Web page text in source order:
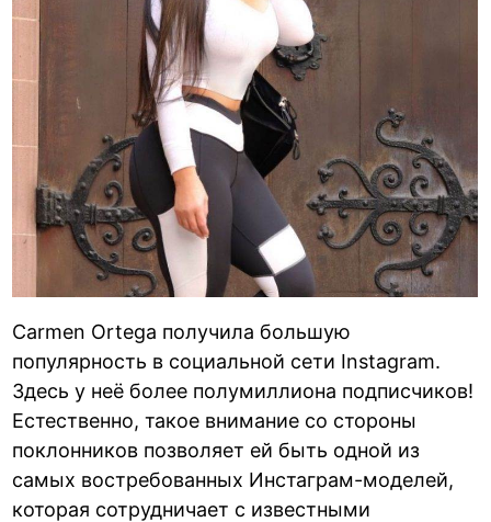
Carmen Ortega получила большую
популярность в социальной сети Instagram.
Здесь у неё более полумиллиона подписчиков!
Естественно, такое внимание со стороны
поклонников позволяет ей быть одной из
самых востребованных Инстаграм-моделей,
которая сотрудничает с известными